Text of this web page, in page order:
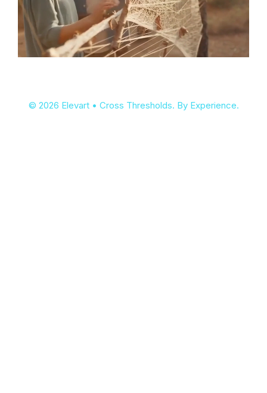
© 2026 Elevart • Cross Thresholds. By Experience.